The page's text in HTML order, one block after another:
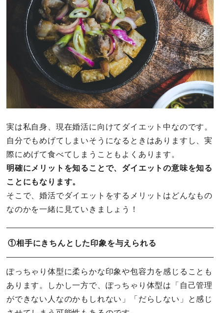
実は私自身、現在婚活に向けてダイエット中なのです。
自分でもめげてしまいそうになるときはありますし、実
際にめげて食べてしまうこともよくあります。
明確にメリットを知ることで、ダイエットの意味を知る
ことにもなります。
そこで、婚活でダイエットをするメリットはどんなもの
なのかを一緒に見ていきましょう！
①相手にきちんとした印象を与えられる
ぽっちゃり体型に柔らかな印象や包容力を感じることも
あります。しかし一方で、ぽっちゃり体型は「自己管理
ができない人なのかもしれない」「だらしない」と感じ